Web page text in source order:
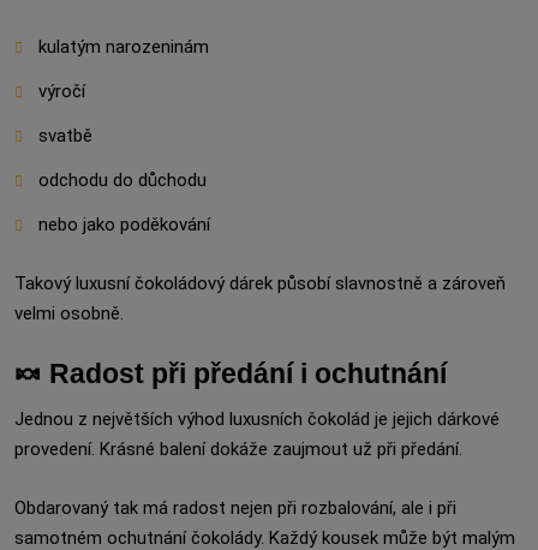
kulatým narozeninám
výročí
svatbě
odchodu do důchodu
nebo jako poděkování
Takový luxusní čokoládový dárek působí slavnostně a zároveň
velmi osobně.
🍬 Radost při předání i ochutnání
Jednou z největších výhod luxusních čokolád je jejich dárkové
provedení. Krásné balení dokáže zaujmout už při předání.
Obdarovaný tak má radost nejen při rozbalování, ale i při
samotném ochutnání čokolády. Každý kousek může být malým